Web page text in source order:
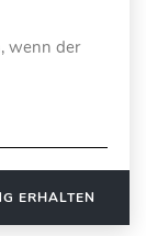
wenn der
ERHALTEN